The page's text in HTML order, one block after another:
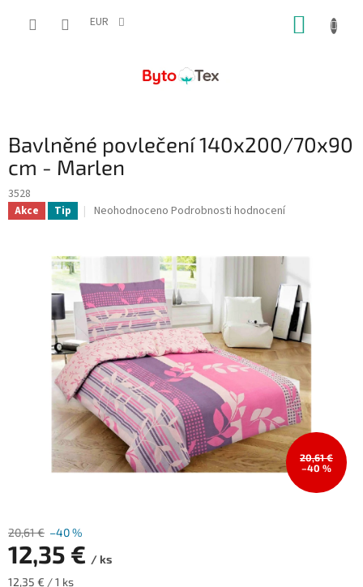
EUR
Bavlněné povlečení 140x200/70x90
cm - Marlen
3528
Akce Tip
Průměrné
z
5
hvězdiček.
Neohodnoceno Podrobnosti hodnocení
20,61 €
–40 %
20,61 € –40 %
12,35 € / ks
Měrná
12,35 € / 1 ks